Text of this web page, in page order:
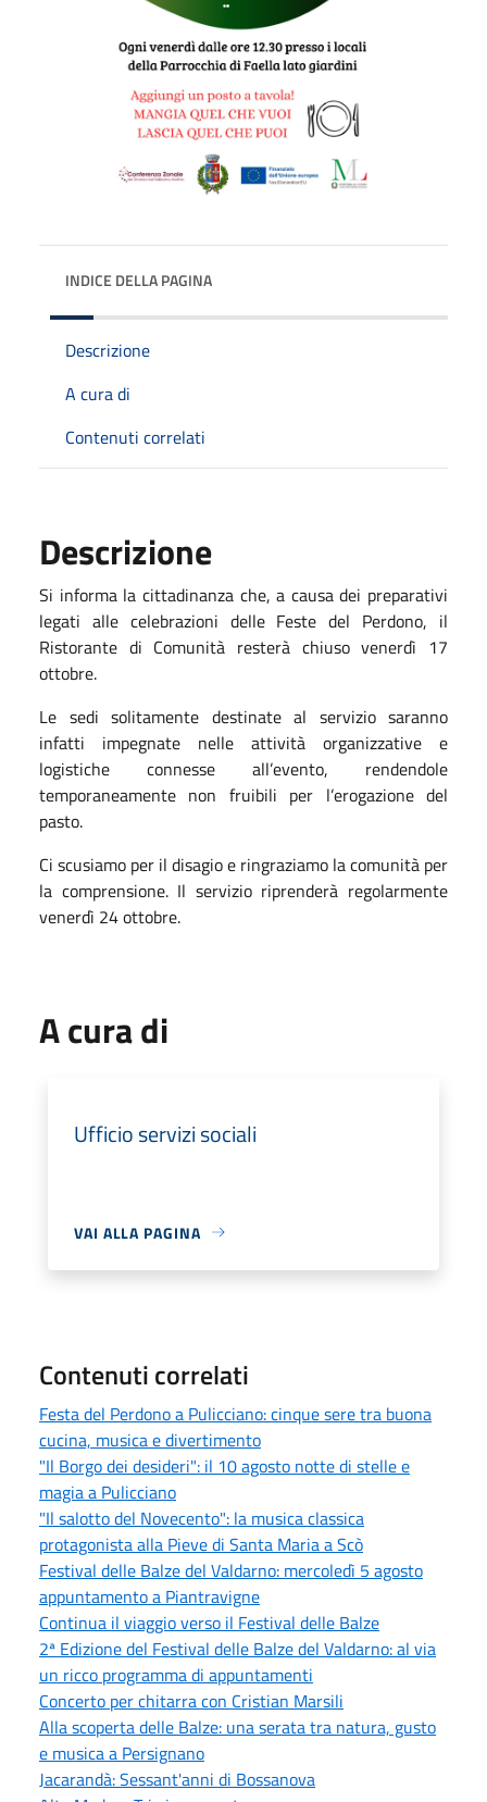
INDICE DELLA PAGINA
Descrizione
A cura di
Contenuti correlati
Descrizione
Si informa la cittadinanza che, a causa dei preparativi
legati alle celebrazioni delle Feste del Perdono, il
Ristorante di Comunità resterà chiuso venerdì 17
ottobre.
Le sedi solitamente destinate al servizio saranno
infatti impegnate nelle attività organizzative e
logistiche connesse all’evento, rendendole
temporaneamente non fruibili per l’erogazione del
pasto.
Ci scusiamo per il disagio e ringraziamo la comunità per
la comprensione. Il servizio riprenderà regolarmente
venerdì 24 ottobre.
A cura di
Ufficio servizi sociali
VAI ALLA PAGINA
Contenuti correlati
Festa del Perdono a Pulicciano: cinque sere tra buona
cucina, musica e divertimento
"Il Borgo dei desideri": il 10 agosto notte di stelle e
magia a Pulicciano
"Il salotto del Novecento": la musica classica
protagonista alla Pieve di Santa Maria a Scò
Festival delle Balze del Valdarno: mercoledì 5 agosto
appuntamento a Piantravigne
Continua il viaggio verso il Festival delle Balze
2ª Edizione del Festival delle Balze del Valdarno: al via
un ricco programma di appuntamenti
Concerto per chitarra con Cristian Marsili
Alla scoperta delle Balze: una serata tra natura, gusto
e musica a Persignano
Jacarandà: Sessant'anni di Bossanova